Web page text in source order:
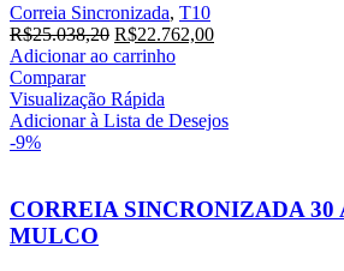
Correia Sincronizada, T10
R$25.038,20 O
preço
era:
R$25.038,20.
R$22.762,00O
R$22.762,00.
Adicionar ao carrinho
Comparar
Visualização Rápida
Adicionar à Lista de Desejos
-9%
CORREIA SINCRONIZADA 30
MULCO